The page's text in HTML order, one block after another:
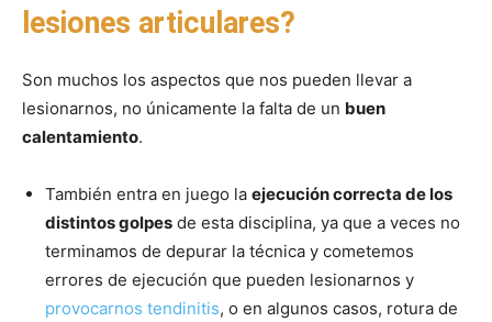
lesiones articulares?
Son muchos los aspectos que nos pueden llevar a
lesionarnos, no únicamente la falta de un buen
calentamiento.
También entra en juego la ejecución correcta de los
distintos golpes de esta disciplina, ya que a veces no
terminamos de depurar la técnica y cometemos
errores de ejecución que pueden lesionarnos y
provocarnos tendinitis, o en algunos casos, rotura de